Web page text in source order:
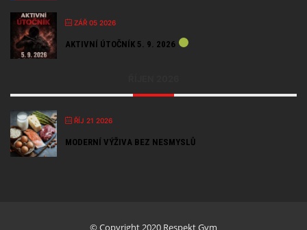
ZÁŘ 05 2026
AKTIVNÍ ÚTOČNÍK 5. 9. 2026
ŘÍJ 21 2026
MODERNÍ VÝŽIVA BEZ NESMYSLŮ
© Copyright 2020 Respekt Gym